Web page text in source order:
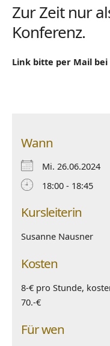
Zur Zeit nur
Konferenz.
Link bitte per Mail
Wann
Mi. 26.06.2024
18:00 - 18:45
Kursleiterin
Susanne Nausner
Kosten
8-€ pro Stunde,
70.-€
Für wen